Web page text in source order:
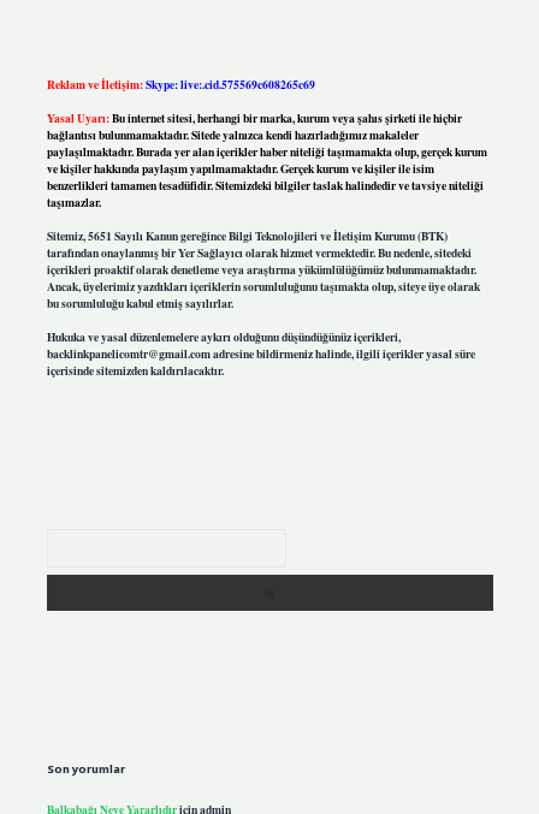
Reklam ve İletişim:Skype: live:.cid.575569c608265c69
Yasal Uyarı:Bu internet sitesi, herhangi bir marka, kurum veya şahıs şirketi ile hiçbir
bağlantısı bulunmamaktadır. Sitede yalnızca kendi hazırladığımız makaleler
paylaşılmaktadır. Burada yer alan içerikler haber niteliği taşımamakta olup, gerçek kurum
ve kişiler hakkında paylaşım yapılmamaktadır. Gerçek kurum ve kişiler ile isim
benzerlikleri tamamen tesadüfidir. Sitemizdeki bilgiler taslak halindedir ve tavsiye niteliği
taşımazlar.
Sitemiz, 5651 Sayılı Kanun gereğince Bilgi Teknolojileri ve İletişim Kurumu (BTK)
tarafından onaylanmış bir Yer Sağlayıcı olarak hizmet vermektedir. Bu nedenle, sitedeki
içerikleri proaktif olarak denetleme veya araştırma yükümlülüğümüz bulunmamaktadır.
Ancak, üyelerimiz yazdıkları içeriklerin sorumluluğunu taşımakta olup, siteye üye olarak
bu sorumluluğu kabul etmiş sayılırlar.
Hukuka ve yasal düzenlemelere aykırı olduğunu düşündüğünüz içerikleri,
backlinkpanelicomtr@gmail.comadresine bildirmeniz halinde, ilgili içerikler yasal süre
içerisinde sitemizden kaldırılacaktır.
Son yorumlar
Balkabağı Neye Yararlıdıriçinadmin